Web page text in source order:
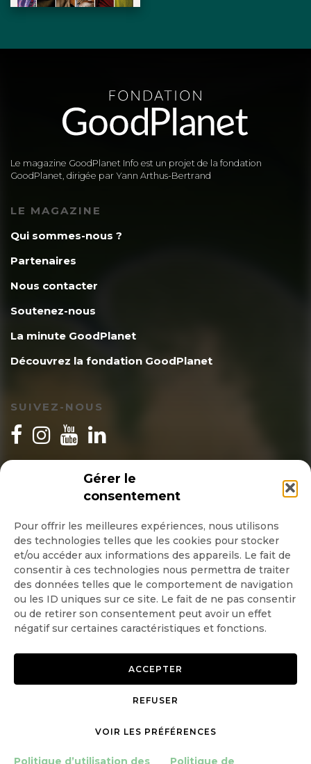
Gérer le
consentement
Pour offrir les meilleures expériences, nous utilisons
des technologies telles que les cookies pour stocker
et/ou accéder aux informations des appareils. Le fait de
consentir à ces technologies nous permettra de traiter
des données telles que le comportement de navigation
ou les ID uniques sur ce site. Le fait de ne pas consentir
ou de retirer son consentement peut avoir un effet
négatif sur certaines caractéristiques et fonctions.
ACCEPTER
REFUSER
VOIR LES PRÉFÉRENCES
Politique d’utilisation des Politique de
Le magazine GoodPlanet Info est un projet de la fondation
GoodPlanet, dirigée par Yann Arthus-Bertrand
LE MAGAZINE
Qui sommes-nous ?
Partenaires
Nous contacter
Soutenez-nous
La minute GoodPlanet
Découvrez la fondation GoodPlanet
SUIVEZ-NOUS
INSCRIPTION NEWSLETTER
Quotidienne
Hebdo
OK
Politique de confidentialité